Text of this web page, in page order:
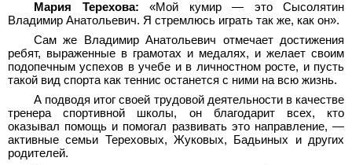
Мария Терехова: «Мой кумир — это Сысолятин
Владимир Анатольевич. Я стремлюсь играть так же, как он».
Сам же Владимир Анатольевич отмечает достижения
ребят, выраженные в грамотах и медалях, и желает своим
подопечным успехов в учебе и в личностном росте, и пусть
такой вид спорта как теннис останется с ними на всю жизнь.
А подводя итог своей трудовой деятельности в качестве
тренера спортивной школы, он благодарит всех, кто
оказывал помощь и помогал развивать это направление, —
активные семьи Тереховых, Жуковых, Бадьиных и других
родителей.